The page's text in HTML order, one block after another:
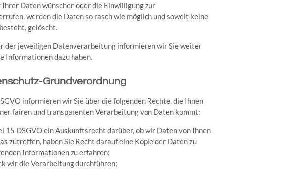
Ihrer Daten wünschen oder die Einwilligung zur
werden die Daten so rasch wie möglich und soweit keine
gelöscht.
der jeweiligen Datenverarbeitung informieren wir Sie weiter
Informationen dazu haben.
Grundverordnung
informieren wir Sie über die folgenden Rechte, die Ihnen
fairen und transparenten Verarbeitung von Daten kommt:
15 DSGVO ein Auskunftsrecht darüber, ob wir Daten von Ihnen
zutreffen, haben Sie Recht darauf eine Kopie der Daten zu
Informationen zu erfahren:
wir die Verarbeitung durchführen;